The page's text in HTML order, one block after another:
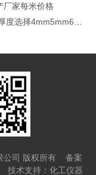
厂家每米价格
选择4mm5mm6mm
公司 版权所有 备案
技术支持： 化工仪器